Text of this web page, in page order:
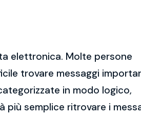
elettronica. Molte persone
trovare messaggi
in modo logico,
più semplice ritrovare i